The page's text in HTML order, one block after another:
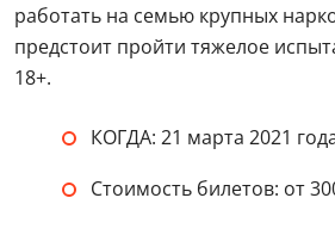
работать на семью крупных
предстоит пройти тяжелое
18+.
КОГДА: 21 марта 2021
Стоимость билетов: от